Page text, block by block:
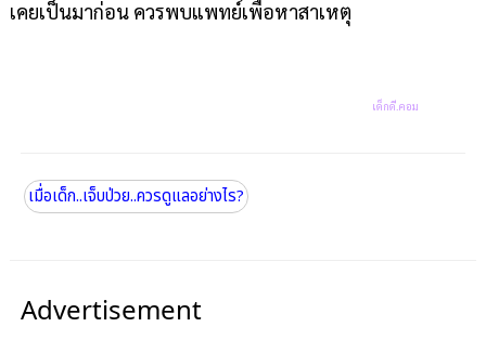
เคยเป็นมาก่อน ควรพบแพทย์เพื่อหาสาเหตุ
เด็กดี. คอม
เมื่อเด็ก..เจ็บป่วย..ควรดูแลอย่างไร?
Advertisement